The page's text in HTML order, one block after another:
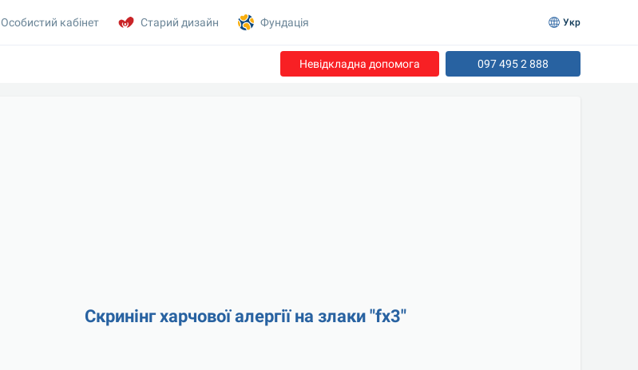
Невідкладна допомога 097 495 2 888
Скринінг харчової алергії на злаки "fx3"
Особистий кабінет Старий дизайн Фундація Укр